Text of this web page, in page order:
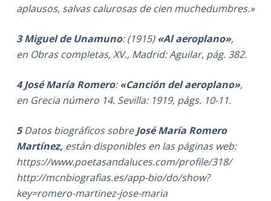
aplausos, salvas calurosas de cien muchedumbres.»
3 Miguel de Unamuno: (1915)«Al aeroplano»,
en Obras completas, XV., Madrid: Aguilar, pág. 382.
4 José María Romero:«Canción del aeroplano»,
en Grecia número 14. Sevilla: 1919, págs. 10-11.
5Datos biográficos sobreJosé María Romero
Martínez, están disponibles en las páginas web:
https://www.poetasandaluces.com/profile/318/
http://mcnbiografias.es/app-bio/do/show?
key=romero-martinez-jose-maria